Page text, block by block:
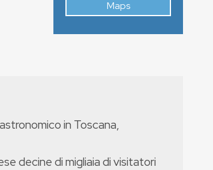
Maps
in Toscana,
decine di migliaia di visitatori